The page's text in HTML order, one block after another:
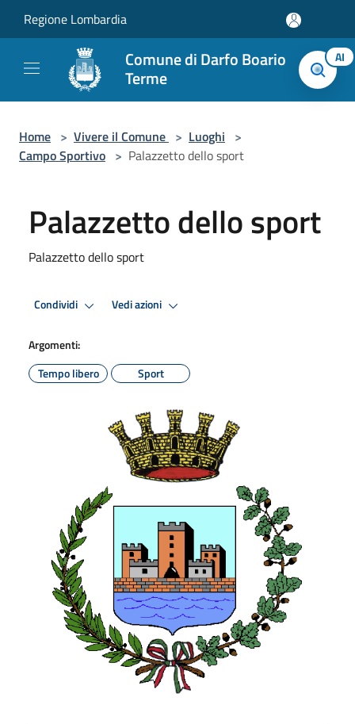
Regione Lombardia
Comune di Darfo Boario
Terme
AI
Home > Vivere il Comune > Luoghi >
Campo Sportivo > Palazzetto dello sport
Palazzetto dello sport
Palazzetto dello sport
Condividi Vedi azioni
Argomenti:
Tempo libero
Sport